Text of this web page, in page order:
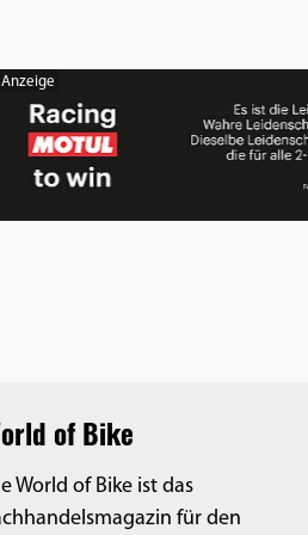
of Bike
World of Bike ist das
für den